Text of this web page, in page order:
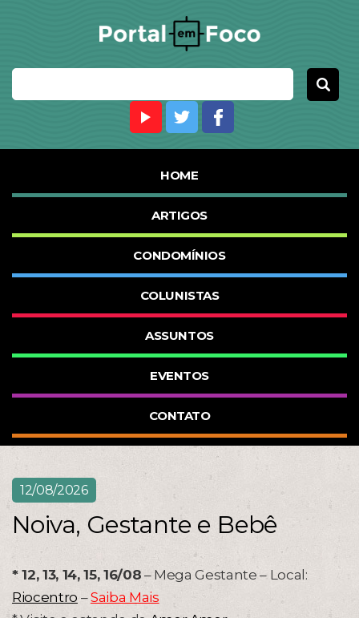
HOME
ARTIGOS
CONDOMÍNIOS
COLUNISTAS
ASSUNTOS
EVENTOS
CONTATO
12/08/2026
Noiva, Gestante e Bebê
* 12, 13, 14, 15, 16/08 – Mega Gestante – Local:
Riocentro –Saiba Mais